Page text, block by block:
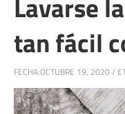
tan fácil
FECHA:OCTUBRE 19, 2020 /